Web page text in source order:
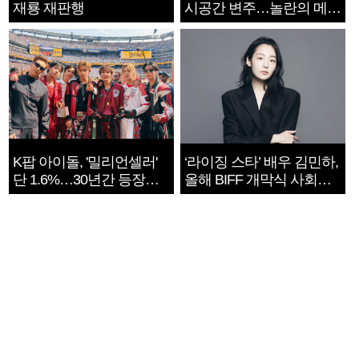
재룡 재판행
시공간 변주…놀란의 메시
지는 ‘전쟁 속죄’
K팝 아이돌, '밀리언셀러'
단 1.6%…30년간 등장
1182개팀 전수조사
‘라이징 스타’ 배우 김민하,
올해 BIFF 개막식 사회자
확정